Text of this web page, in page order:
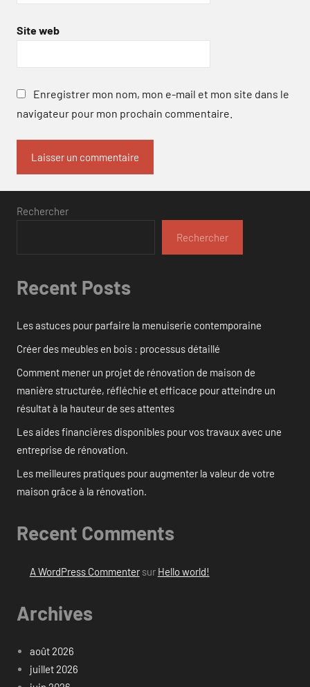
Site web
Enregistrer mon nom, mon e-mail et mon site dans le
navigateur pour mon prochain commentaire.
Rechercher
Rechercher
Recent Posts
Les astuces pour parfaire la menuiserie contemporaine
Créer des meubles en bois : processus détaillé
Comment mener un projet de rénovation de maison de
manière structurée, réfléchie et efficace pour atteindre un
résultat à la hauteur de ses attentes
Les aides financières disponibles pour vos travaux avec une
entreprise de rénovation.
Les meilleures pratiques pour augmenter la valeur de votre
maison grâce à la rénovation.
Recent Comments
A WordPress Commentersur Hello world!
Archives
août 2026
juillet 2026